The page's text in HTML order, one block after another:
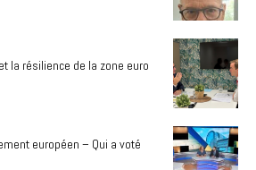
la résilience de la zone euro
européen – Qui a voté